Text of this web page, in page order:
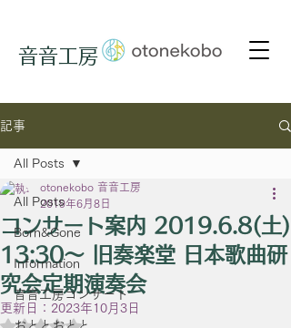
音音工房
記事
All Posts
Born&Gone
Information
音音工房コンサート
おととおとと
All Posts
コンサート案内 2019.6.8(土)
13:30〜 旧奏楽堂 日本歌曲研
究会定期演奏会
otonekobo 音音工房
2019年6月8日
更新日： 2023年10月3日
5つ星のうちNaNと評価されています。